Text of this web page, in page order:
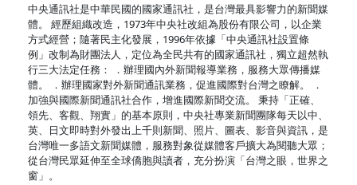
中央通訊社是中華民國的國家通訊社，是台灣最具影響力的新聞媒
體。 經歷組織改造，1973年中央社改組為股份有限公司，以企業
方式經營；隨著民主化發展，1996年依據「中央通訊社設置條
例」改制為財團法人，定位為全民共有的國家通訊社，獨立超然執
行三大法定任務： ．辦理國內外新聞報導業務，服務大眾傳播媒
體。 ．辦理國家對外新聞通訊業務，促進國際對台灣之瞭解。 ．
加強與國際新聞通訊社合作，增進國際新聞交流。 秉持「正確、
領先、客觀、翔實」的基本原則，中央社專業新聞團隊每天以中、
英、日文即時對外發出上千則新聞、照片、圖表、影音與資訊，是
台灣唯一多語文新聞媒體，服務對象從媒體客戶擴大為閱聽大眾；
從台灣民眾延伸至全球僑胞與讀者，充分扮演「台灣之眼，世界之
窗」。